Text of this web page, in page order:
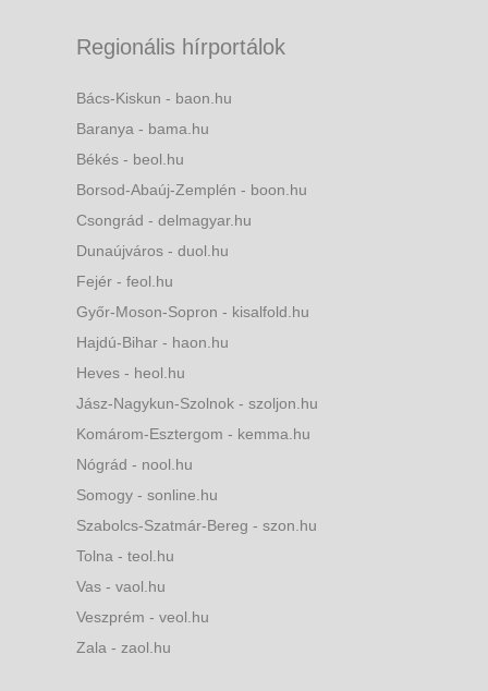
Regionális hírportálok
Bács-Kiskun - baon.hu
Baranya - bama.hu
Békés - beol.hu
Borsod-Abaúj-Zemplén - boon.hu
Csongrád - delmagyar.hu
Dunaújváros - duol.hu
Fejér - feol.hu
Győr-Moson-Sopron - kisalfold.hu
Hajdú-Bihar - haon.hu
Heves - heol.hu
Jász-Nagykun-Szolnok - szoljon.hu
Komárom-Esztergom - kemma.hu
Nógrád - nool.hu
Somogy - sonline.hu
Szabolcs-Szatmár-Bereg - szon.hu
Tolna - teol.hu
Vas - vaol.hu
Veszprém - veol.hu
Zala - zaol.hu